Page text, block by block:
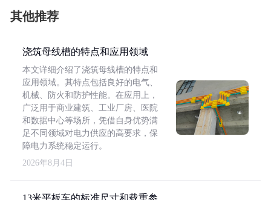
其他推荐
浇筑母线槽的特点和应用领域
本文详细介绍了浇筑母线槽的特点和
应用领域。其特点包括良好的电气、
机械、防火和防护性能。在应用上，
广泛用于商业建筑、工业厂房、医院
和数据中心等场所，凭借自身优势满
足不同领域对电力供应的高要求，保
障电力系统稳定运行。
2026年8月4日
13米平板车的标准尺寸和载重参